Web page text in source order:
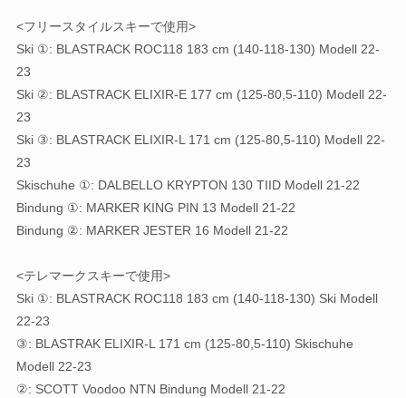
<フリースタイルスキーで使用>
Ski ①: BLASTRACK ROC118 183 cm (140-118-130) Modell 22-
23
Ski ②: BLASTRACK ELIXIR-E 177 cm (125-80,5-110) Modell 22-
23
Ski ③: BLASTRACK ELIXIR-L 171 cm (125-80,5-110) Modell 22-
23
Skischuhe ①: DALBELLO KRYPTON 130 TIID Modell 21-22
Bindung ①: MARKER KING PIN 13 Modell 21-22
Bindung ②: MARKER JESTER 16 Modell 21-22
<テレマークスキーで使用>
Ski ①: BLASTRACK ROC118 183 cm (140-118-130) Ski Modell
22-23
③: BLASTRAK ELIXIR-L 171 cm (125-80,5-110) Skischuhe
Modell 22-23
②: SCOTT Voodoo NTN Bindung Modell 21-22